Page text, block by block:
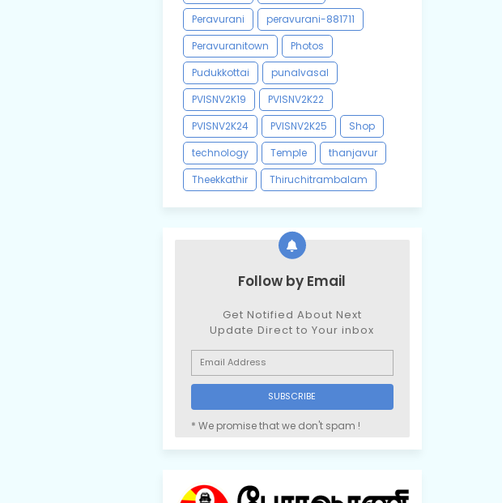
Peravurani
peravurani-881711
Peravuranitown
Photos
Pudukkottai
punalvasal
PVISNV2K19
PVISNV2K22
PVISNV2K24
PVISNV2K25
Shop
technology
Temple
thanjavur
Theekkathir
Thiruchitrambalam
Follow by Email
Get Notified About Next
Update Direct to Your inbox
* We promise that we don't spam !